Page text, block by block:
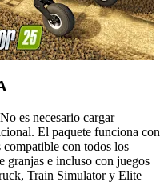
es necesario cargar
El paquete funciona con
con todos los
granjas e incluso con juegos
Train Simulator y Elite